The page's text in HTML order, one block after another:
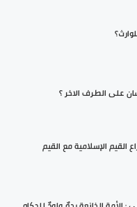
على الطرف الاخر ؟
الإسلامية مع القيم